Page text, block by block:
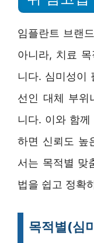
임플란트 브랜
아니라, 치료
니다. 심미성이
선인 대체 부위
니다. 이와 함
하면 신뢰도 높
서는 목적별 맞
법을 쉽고 정확
목적별(심